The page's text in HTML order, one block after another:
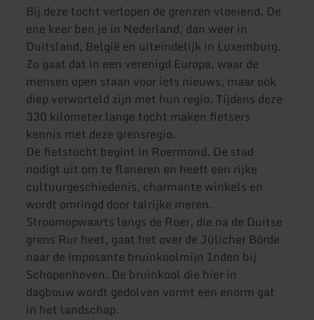
Bij deze tocht verlopen de grenzen vloeiend. De
ene keer ben je in Nederland, dan weer in
Duitsland, België en uiteindelijk in Luxemburg.
Zo gaat dat in een verenigd Europa, waar de
mensen open staan voor iets nieuws, maar ook
diep verworteld zijn met hun regio. Tijdens deze
330 kilometer lange tocht maken fietsers
kennis met deze grensregio.
De fietstocht begint in Roermond. De stad
nodigt uit om te flaneren en heeft een rijke
cultuurgeschiedenis, charmante winkels en
wordt omringd door talrijke meren.
Stroomopwaarts langs de Roer, die na de Duitse
grens Rur heet, gaat het over de Jülicher Börde
naar de imposante bruinkoolmijn Inden bij
Schopenhoven. De bruinkool die hier in
dagbouw wordt gedolven vormt een enorm gat
in het landschap.